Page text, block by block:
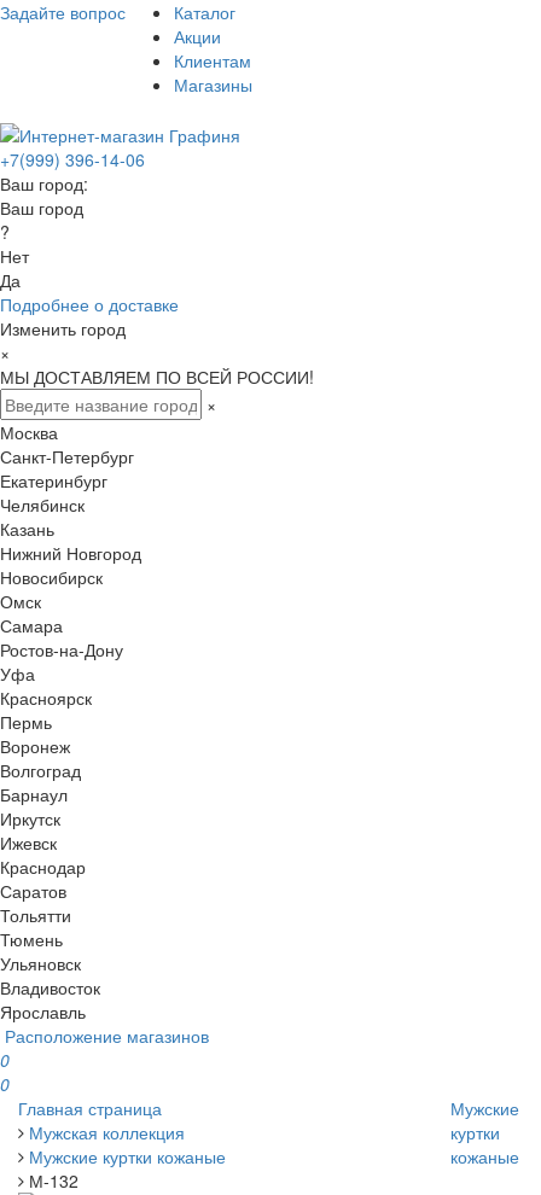
Задайте вопрос
Каталог
Акции
Клиентам
Магазины
+7(999) 396-14-06
Ваш город:
Ваш город
?
Нет
Да
Подробнее о доставке
Изменить город
×
МЫ ДОСТАВЛЯЕМ ПО ВСЕЙ РОССИИ!
×
Москва
Санкт-Петербург
Екатеринбург
Челябинск
Казань
Нижний Новгород
Новосибирск
Омск
Самара
Ростов-на-Дону
Уфа
Красноярск
Пермь
Воронеж
Волгоград
Барнаул
Иркутск
Ижевск
Краснодар
Саратов
Тольятти
Тюмень
Ульяновск
Владивосток
Ярославль
Расположение магазинов
0
0
Главная страница
Мужская коллекция
Мужские куртки кожаные
М-132
Мужские
куртки
кожаные